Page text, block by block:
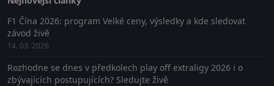
F1 Čína 2026: program Velké ceny, výsledky a kde sledovat
závod živě
14. 03. 2026
Rozhodne se dnes v předkolech play off extraligy 2026 i o
zbývajících postupujících? Sledujte živě